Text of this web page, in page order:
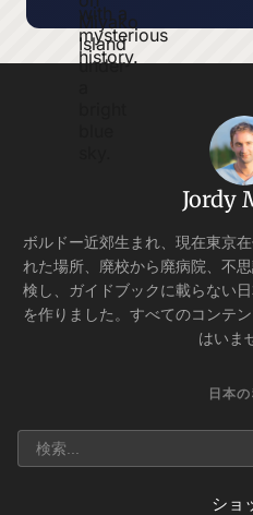
Jordy
ボルドー近郊生まれ、現在東京
れた場所、廃校から廃病院、不
検し、ガイドブックに載らない
を作りました。すべてのコンテ
はいま
日本
ショ